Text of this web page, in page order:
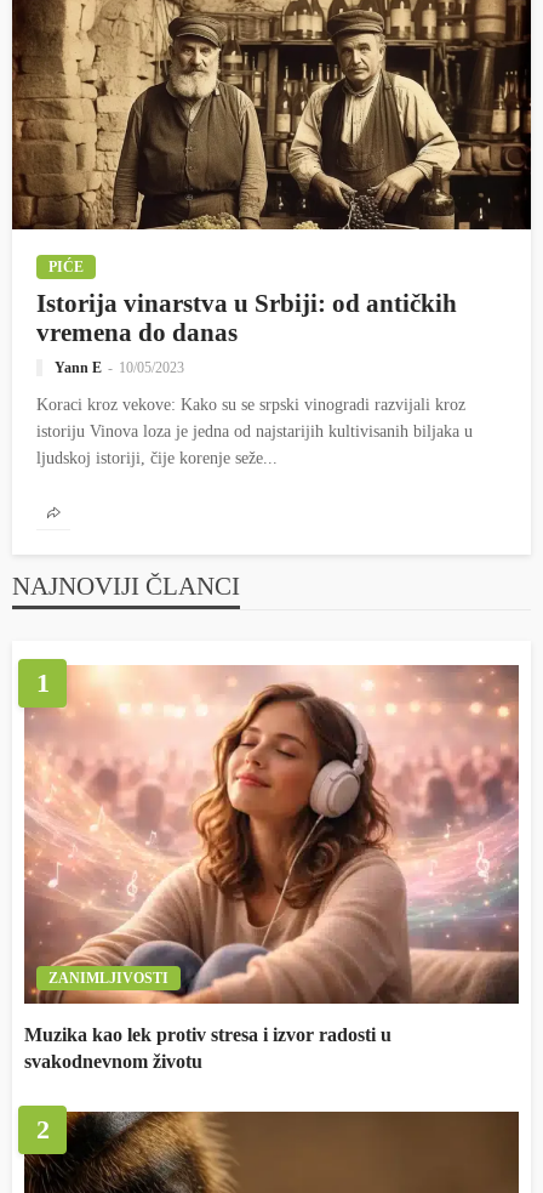
PIĆE
Istorija vinarstva u Srbiji: od antičkih
vremena do danas
Yann E 10/05/2023
Koraci kroz vekove: Kako su se srpski vinogradi razvijali kroz
istoriju Vinova loza je jedna od najstarijih kultivisanih biljaka u
ljudskoj istoriji, čije korenje seže...
NAJNOVIJI ČLANCI
1
ZANIMLJIVOSTI
Muzika kao lek protiv stresa i izvor radosti u
svakodnevnom životu
2